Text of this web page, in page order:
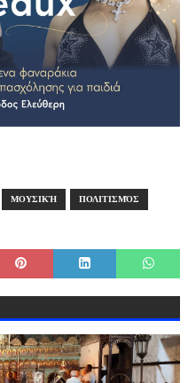
ΜΟΥΣΙΚΉ ΠΟΛΙΤΙΣΜΌΣ